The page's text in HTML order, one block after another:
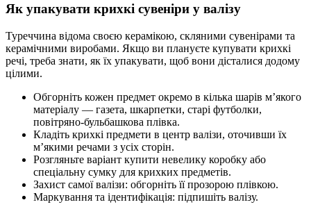
Як упакувати крихкі сувеніри у валізу
Туреччина відома своєю керамікою, скляними сувенірами та
керамічними виробами. Якщо ви плануєте купувати крихкі
речі, треба знати, як їх упакувати, щоб вони дісталися додому
цілими.
Обгорніть кожен предмет окремо в кілька шарів м’якого
матеріалу — газета, шкарпетки, старі футболки,
повітряно-бульбашкова плівка.
Кладіть крихкі предмети в центр валізи, оточивши їх
м’якими речами з усіх сторін.
Розгляньте варіант купити невелику коробку або
спеціальну сумку для крихких предметів.
Захист самої валізи: обгорніть її прозорою плівкою.
Маркування та ідентифікація: підпишіть валізу.